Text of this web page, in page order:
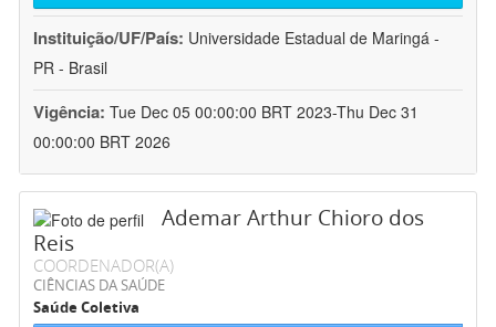
Instituição/UF/País: Universidade Estadual de Maringá -
PR - Brasil
Vigência: Tue Dec 05 00:00:00 BRT 2023-Thu Dec 31
00:00:00 BRT 2026
Ademar Arthur Chioro dos
Reis
COORDENADOR(A)
CIÊNCIAS DA SAÚDE
Saúde Coletiva